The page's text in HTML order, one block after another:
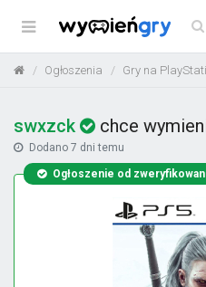
Menu
Ogłoszenia Gry na
swxzck chce
Dodano 7 dni temu
Ogłoszenie od